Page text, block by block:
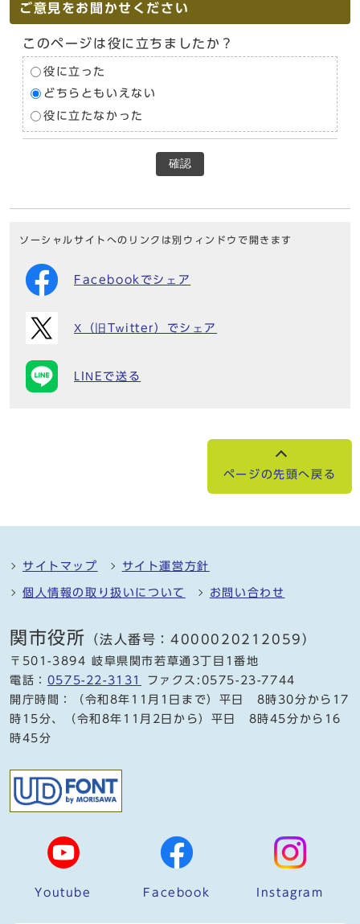
ご意見をお聞かせください
このページは役に立ちましたか？
役に立った
どちらともいえない
役に立たなかった
確認
ソーシャルサイトへのリンクは別ウィンドウで開きます
Facebookでシェア
X（旧Twitter）でシェア
LINEで送る
ページの先頭へ戻る
サイトマップ サイト運営方針
個人情報の取り扱いについて お問い合わせ
関市役所 （法人番号：4000020212059）
〒501-3894 岐阜県関市若草通3丁目1番地
電話： 0575-22-3131
ファクス:0575-23-7744
開庁時間：（令和8年11月1日まで）平日 8時30分から17
時15分、（令和8年11月2日から）平日 8時45分から16
時45分
Youtube Facebook Instagram